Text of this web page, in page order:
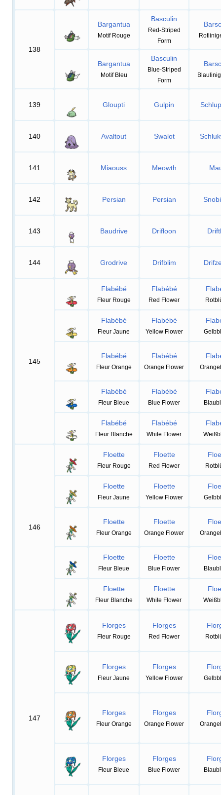
138
Bargantua
Motif Rouge
Basculin
Red-Striped
Form
Bargantua
Motif Bleu
Basculin
Blue-Striped
Form
139 Gloupti Gulpin
140 Avaltout Swalot
141 Miaouss Meowth
142 Persian Persian
143 Baudrive Drifloon
144 Grodrive Drifblim
145
Flabébé
Fleur Rouge
Flabébé
Red Flower
Flabébé
Fleur Jaune
Flabébé
Yellow Flower
Flabébé
Fleur Orange
Flabébé
Orange Flower
Flabébé
Fleur Bleue
Flabébé
Blue Flower
Flabébé
Fleur Blanche
Flabébé
White Flower
146
Floette
Fleur Rouge
Floette
Red Flower
Floette
Fleur Jaune
Floette
Yellow Flower
Floette
Fleur Orange
Floette
Orange Flower
Floette
Fleur Bleue
Floette
Blue Flower
Floette
Fleur Blanche
Floette
White Flower
147
Florges
Fleur Rouge
Florges
Red Flower
Florges
Fleur Jaune
Florges
Yellow Flower
Florges
Fleur Orange
Florges
Orange Flower
Florges
Fleur Bleue
Florges
Blue Flower